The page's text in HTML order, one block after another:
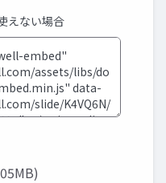
えない場合